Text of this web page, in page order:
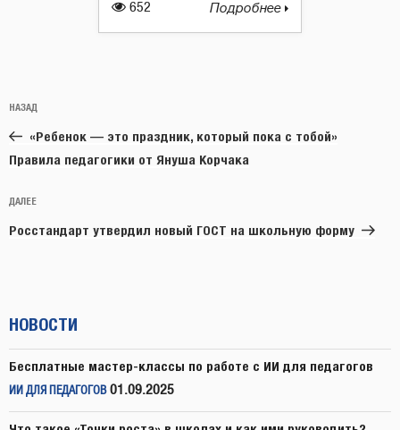
652 Подробнее
по
записям
Предыдущая
запись:
НАЗАД
«Ребенок — это праздник, который пока с тобой»
Правила педагогики от Януша Корчака
Следующая
запись
ДАЛЕЕ
Росстандарт утвердил новый ГОСТ на школьную форму
НОВОСТИ
Бесплатные мастер-классы по работе с ИИ для педагогов
ИИ ДЛЯ ПЕДАГОГОВ 01.09.2025